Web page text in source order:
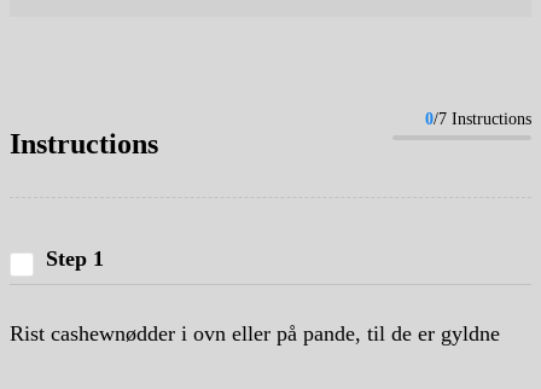
Instructions
0/7 Instructions
Step 1
Rist cashewnødder i ovn eller på pande, til de er gyldne